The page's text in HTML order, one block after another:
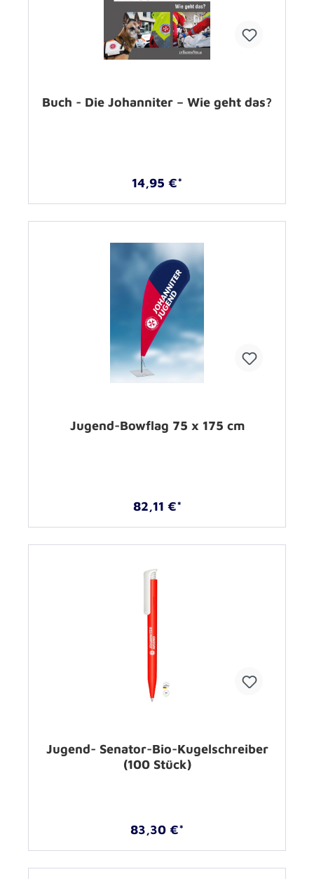
Buch - Die Johanniter – Wie geht das?
14,95 €*
Jugend-Bowflag 75 x 175 cm
82,11 €*
Jugend- Senator-Bio-Kugelschreiber
(100 Stück)
83,30 €*